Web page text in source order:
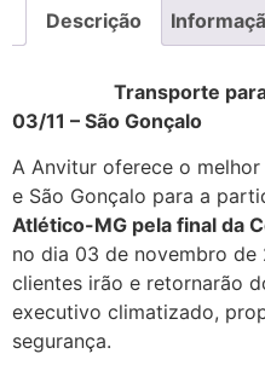
Descrição
Transporte para
03/11 – São Gonçalo
A Anvitur oferece o
e São Gonçalo para a
Atlético-MG pela final da
no dia 03 de novembro de
clientes irão e retornarão
executivo climatizado,
segurança.